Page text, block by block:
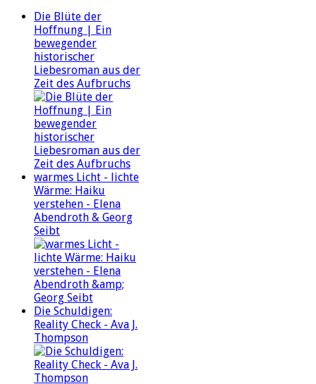
Die Blüte der
Hoffnung | Ein
bewegender
historischer
Liebesroman aus der
Zeit des Aufbruchs
warmes Licht - lichte
Wärme: Haiku
verstehen - Elena
Abendroth & Georg
Seibt
Die Schuldigen:
Reality Check - Ava J.
Thompson